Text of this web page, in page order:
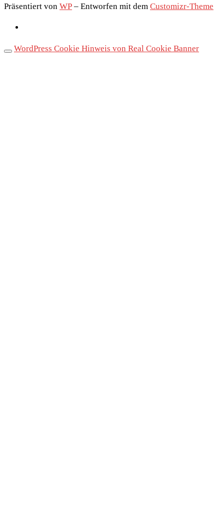
Präsentiert von WP – Entworfen mit dem Customizr-Theme
WordPress Cookie Hinweis von Real Cookie Banner